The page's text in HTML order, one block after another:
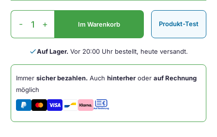
Folis
Monitorarm
Schwarz
- + Im Warenkorb Produkt-Test
doneAuf Lager. Vor 20:00 Uhr bestellt, heute versandt.
Immersicher bezahlen. Auchhinterher oderauf Rechnung
möglich